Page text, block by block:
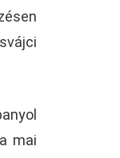
mai